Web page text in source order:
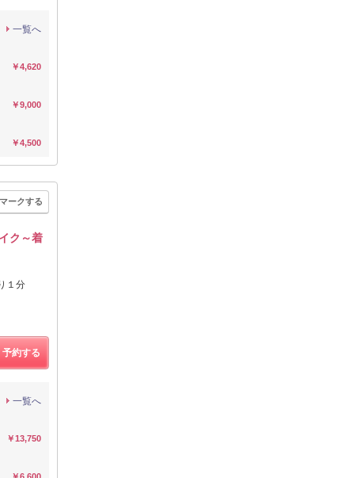
一覧へ
￥4,620
￥9,000
￥4,500
ークする
ク～着
１分
約する
一覧へ
￥13,750